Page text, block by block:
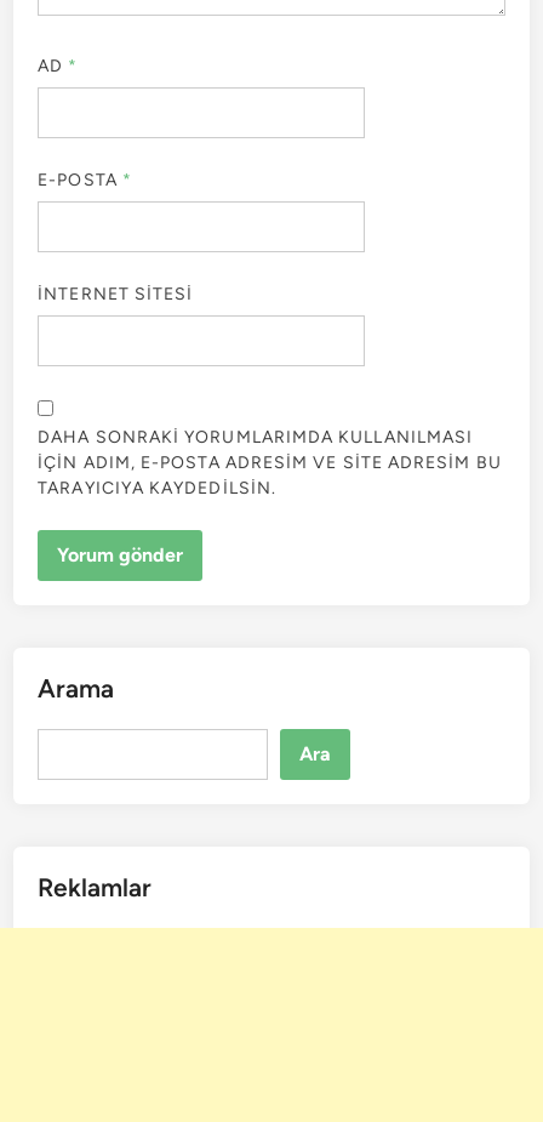
AD *
E-POSTA *
İNTERNET SITESI
DAHA SONRAKI YORUMLARIMDA KULLANILMASI
IÇIN ADIM, E-POSTA ADRESIM VE SITE ADRESIM BU
TARAYICIYA KAYDEDILSIN.
Arama
Ara
Reklamlar